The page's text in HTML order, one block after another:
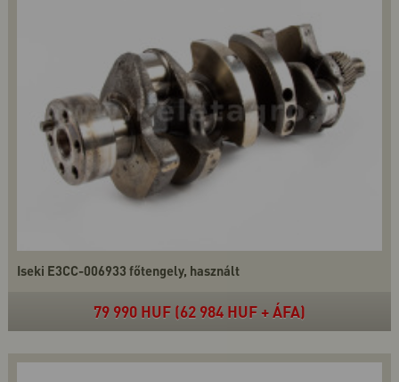
Iseki E3CC-006933 főtengely, használt
79 990 HUF (62 984 HUF + ÁFA)